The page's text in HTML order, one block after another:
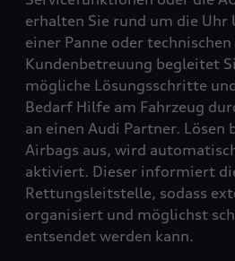
erhalten Sie rund um die Uhr
einer Panne oder
Kundenbetreuung begleitet
mögliche Lösungsschritte
Bedarf Hilfe am Fahrzeug
an einen Audi Partner. Lösen
Airbags aus, wird
aktiviert. Dieser informiert
Rettungsleitstelle, sodass
organisiert und möglichst
entsendet werden kann.